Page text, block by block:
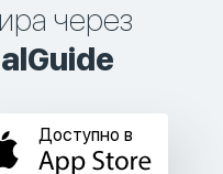
через
Доступно в